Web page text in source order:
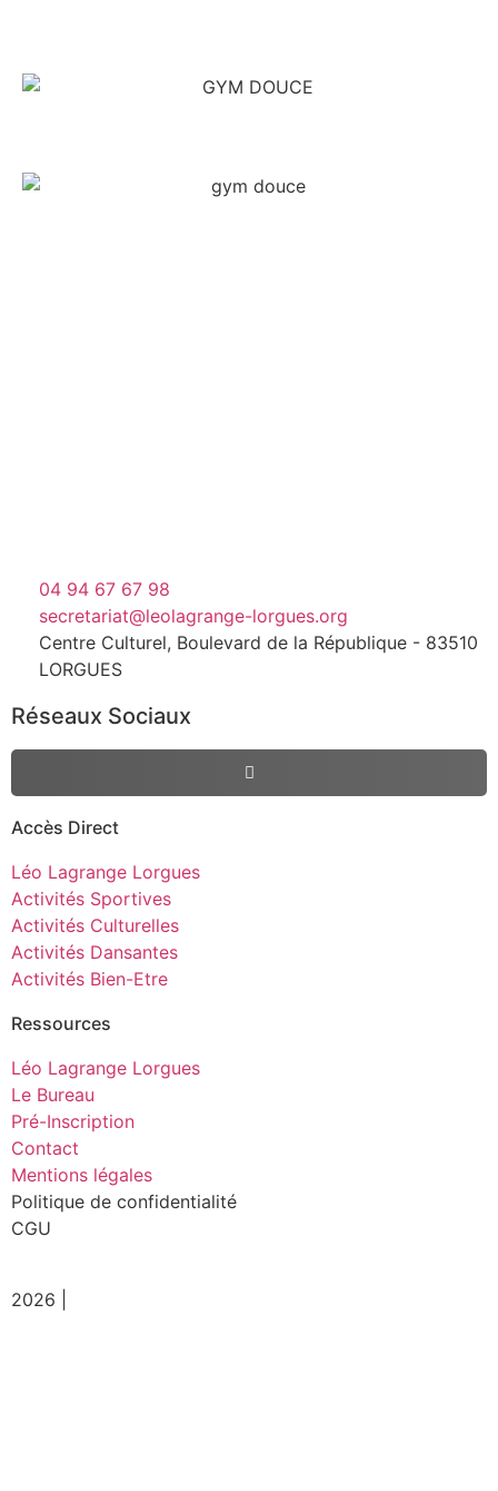
04 94 67 67 98
secretariat@leolagrange-lorgues.org
Centre Culturel, Boulevard de la République - 83510
LORGUES
Réseaux Sociaux
Accès Direct
Léo Lagrange Lorgues
Activités Sportives
Activités Culturelles
Activités Dansantes
Activités Bien-Etre
Ressources
Léo Lagrange Lorgues
Le Bureau
Pré-Inscription
Contact
Mentions légales
Politique de confidentialité
CGU
2026 |